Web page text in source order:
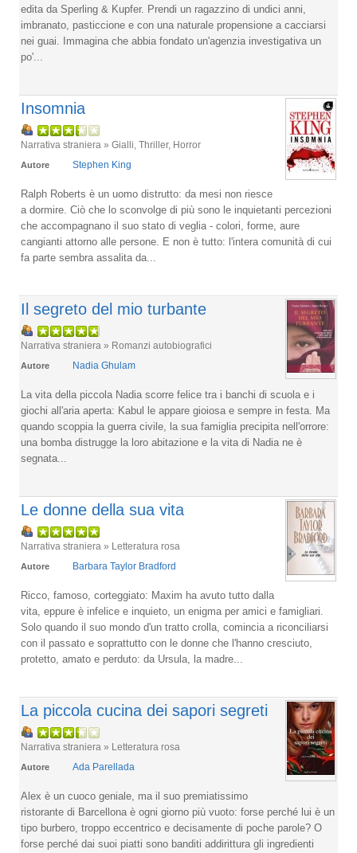
edita da Sperling & Kupfer. Prendi un ragazzino di undici anni,
imbranato, pasticcione e con una naturale propensione a cacciarsi
nei guai. Immagina che abbia fondato un'agenzia investigativa un
po'...
Insomnia
Narrativa straniera » Gialli, Thriller, Horror
Autore Stephen King
Ralph Roberts è un uomo distrutto: da mesi non riesce
a dormire. Ciò che lo sconvolge di più sono le inquietanti percezioni
che accompagnano il suo stato di veglia - colori, forme, aure
cangianti attorno alle persone. E non è tutto: l'intera comunità di cui
fa parte sembra assalita da...
Il segreto del mio turbante
Narrativa straniera » Romanzi autobiografici
Autore Nadia Ghulam
La vita della piccola Nadia scorre felice tra i banchi di scuola e i
giochi all'aria aperta: Kabul le appare gioiosa e sempre in festa. Ma
quando scoppia la guerra civile, la sua famiglia precipita nell'orrore:
una bomba distrugge la loro abitazione e la vita di Nadia ne è
segnata...
Le donne della sua vita
Narrativa straniera » Letteratura rosa
Autore Barbara Taylor Bradford
Ricco, famoso, corteggiato: Maxim ha avuto tutto dalla
vita, eppure è infelice e inquieto, un enigma per amici e famigliari.
Solo quando il suo mondo d'un tratto crolla, comincia a riconciliarsi
con il passato e soprattutto con le donne che l'hanno cresciuto,
protetto, amato e perduto: da Ursula, la madre...
La piccola cucina dei sapori segreti
Narrativa straniera » Letteratura rosa
Autore Ada Parellada
Alex è un cuoco geniale, ma il suo premiatissimo
ristorante di Barcellona è ogni giorno più vuoto: forse perché lui è un
tipo burbero, troppo eccentrico e decisamente di poche parole? O
forse perché dai suoi piatti sono banditi addirittura gli ingredienti